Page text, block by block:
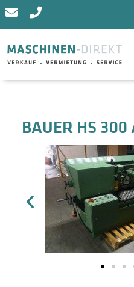
BAUER HS 300